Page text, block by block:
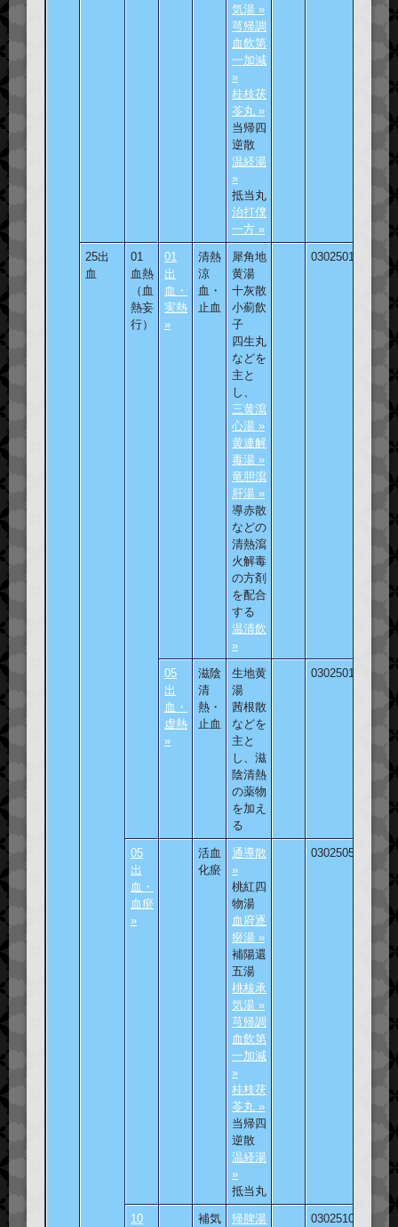
気湯 »
芎帰調
血飲第
一加減
»
桂枝茯
苓丸 »
当帰四
逆散
温経湯
»
抵当丸
治打僕
一方 »
25出
血
01
血熱
（血
熱妄
行）
01
出
血・
実熱
»
清熱
涼
血・
止血
犀角地
黄湯
十灰散
小薊飲
子
四生丸
などを
主と
し、
三黄瀉
心湯 »
黄連解
毒湯 »
竜胆瀉
肝湯 »
導赤散
などの
清熱瀉
火解毒
の方剤
を配合
する
温清飲
»
030250101
05
出
血・
虚熱
»
滋陰
清
熱・
止血
生地黄
湯
茜根散
などを
主と
し、滋
陰清熱
の薬物
を加え
る
030250105
05
出
血・
血瘀
»
活血
化瘀
通導散
»
桃紅四
物湯
血府逐
瘀湯 »
補陽還
五湯
桃核承
気湯 »
芎帰調
血飲第
一加減
»
桂枝茯
苓丸 »
当帰四
逆散
温経湯
»
抵当丸
030250501
10
補気
帰脾湯
030251001